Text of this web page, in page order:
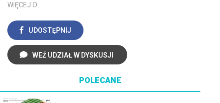
WIĘCEJ O:
UDOSTĘPNIJ
WEŹ UDZIAŁ W DYSKUSJI
POLECANE